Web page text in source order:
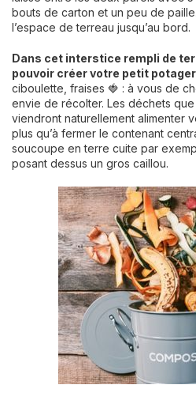
bouts de carton et un peu de
l’espace de terreau jusqu’au bord.
Dans cet interstice rempli de
pouvoir créer votre petit
ciboulette, fraises 🍓 : à vous de
envie de récolter. Les déchets
viendront naturellement alimenter
plus qu’à fermer le contenant
soucoupe en terre cuite par
posant dessus un gros caillou.